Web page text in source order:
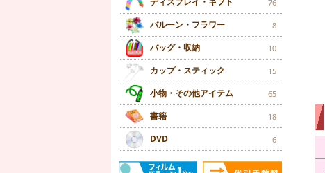
76
バルーン・フラワー 8
バッグ・収納 10
カップ・スティック 15
小物・その他アイテム 65
書籍 18
DVD 6